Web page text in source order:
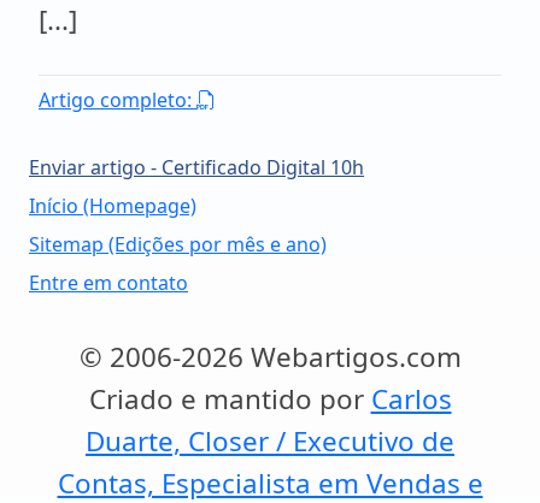
[...]
Artigo completo:
Enviar artigo - Certificado Digital 10h
Início (Homepage)
Sitemap (Edições por mês e ano)
Entre em contato
© 2006-2026 Webartigos.com
Criado e mantido por Carlos
Duarte, Closer / Executivo de
Contas, Especialista em Vendas e